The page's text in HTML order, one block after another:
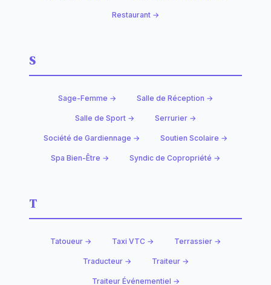
Restaurant →
S
Sage-Femme → Salle de Réception →
Salle de Sport → Serrurier →
Société de Gardiennage → Soutien Scolaire →
Spa Bien-Être → Syndic de Copropriété →
T
Tatoueur → Taxi VTC → Terrassier →
Traducteur → Traiteur →
Traiteur Événementiel →